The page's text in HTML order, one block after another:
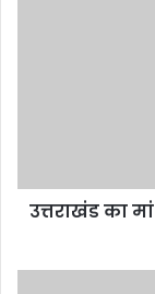
उत्तराखंड का